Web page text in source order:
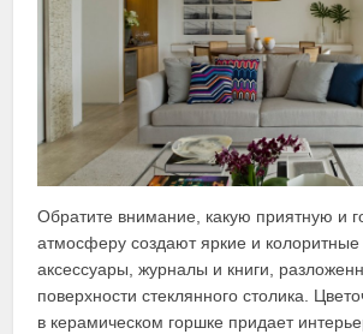
Обратите внимание, какую приятную и
атмосферу создают яркие и
аксессуары, журналы и книги,
поверхности стеклянного столика.
в керамическом горшке придает